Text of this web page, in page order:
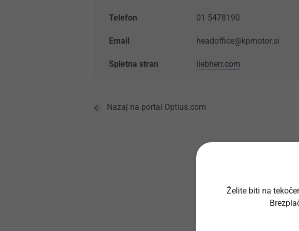
Telefon 01 5478190
Email headoffice@kpmotor.si
Spletna stran liebherr.com
Nazaj na portal Optius.com
Želite biti na